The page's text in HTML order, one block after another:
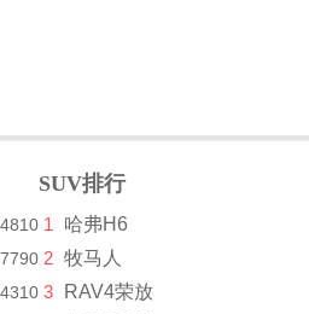
SUV排行
1
哈弗H6
2 牧马人
3
RAV4荣放